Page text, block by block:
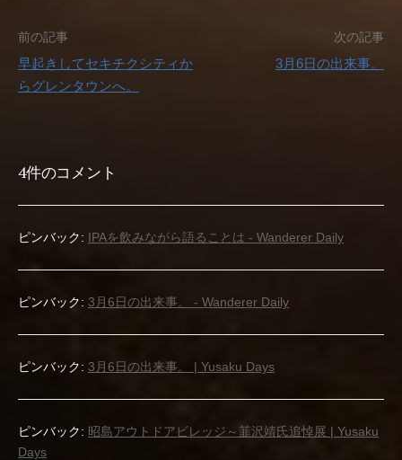
投
稿
ビ
ゲ
ー
シ
ョ
ン
前の記事
早起きしてセキチクシティか
らグレンタウンへ。
次の記事
3月6日の出来事。
4件のコメント
ピンバック: IPAを飲みながら語ることは - Wanderer Daily
ピンバック: 3月6日の出来事。 - Wanderer Daily
ピンバック: 3月6日の出来事。 | Yusaku Days
ピンバック: 昭島アウトドアビレッジ～韮沢靖氏追悼展 | Yusaku
Days